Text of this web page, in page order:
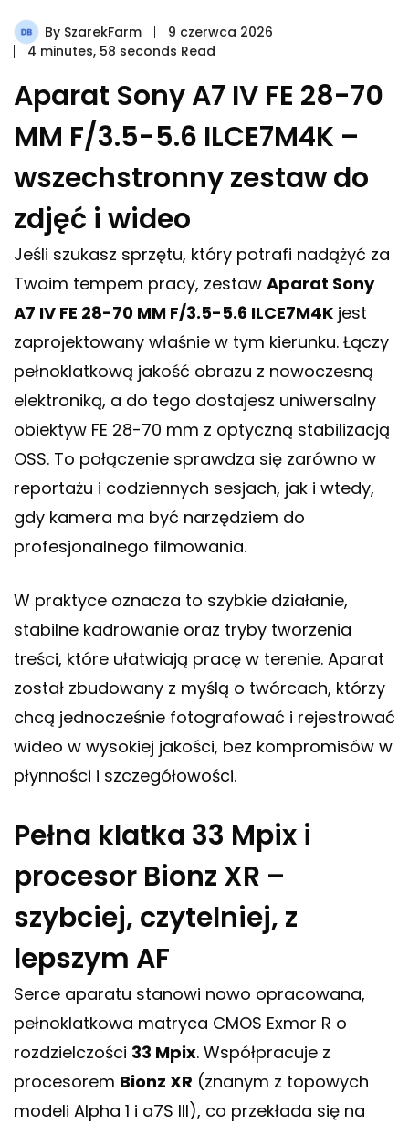
By SzarekFarm
9 czerwca 2026
4 minutes, 58 seconds Read
Aparat Sony A7 IV FE 28-70
MM F/3.5-5.6 ILCE7M4K –
wszechstronny zestaw do
zdjęć i wideo
Jeśli szukasz sprzętu, który potrafi nadążyć za
Twoim tempem pracy, zestaw Aparat Sony
A7 IV FE 28-70 MM F/3.5-5.6 ILCE7M4K jest
zaprojektowany właśnie w tym kierunku. Łączy
pełnoklatkową jakość obrazu z nowoczesną
elektroniką, a do tego dostajesz uniwersalny
obiektyw FE 28-70 mm z optyczną stabilizacją
OSS. To połączenie sprawdza się zarówno w
reportażu i codziennych sesjach, jak i wtedy,
gdy kamera ma być narzędziem do
profesjonalnego filmowania.
W praktyce oznacza to szybkie działanie,
stabilne kadrowanie oraz tryby tworzenia
treści, które ułatwiają pracę w terenie. Aparat
został zbudowany z myślą o twórcach, którzy
chcą jednocześnie fotografować i rejestrować
wideo w wysokiej jakości, bez kompromisów w
płynności i szczegółowości.
Pełna klatka 33 Mpix i
procesor Bionz XR –
szybciej, czytelniej, z
lepszym AF
Serce aparatu stanowi nowo opracowana,
pełnoklatkowa matryca CMOS Exmor R o
rozdzielczości 33 Mpix. Współpracuje z
procesorem Bionz XR (znanym z topowych
modeli Alpha 1 i a7S III), co przekłada się na